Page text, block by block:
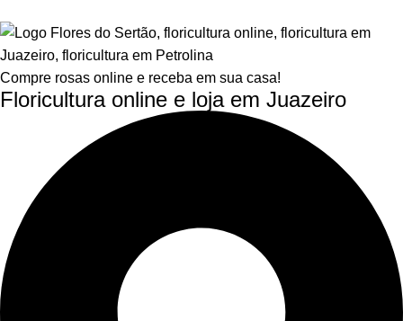
Compre rosas online e receba em sua casa!
Floricultura online e loja em Juazeiro